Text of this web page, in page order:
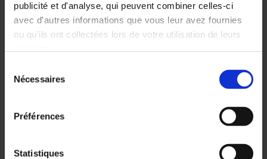
publicité et d'analyse, qui peuvent combiner celles-ci
avec d'autres informations que vous leur avez fournies
ou qu'ils ont collectées lors de votre utilisation de leurs
Nécessaires
Préférences
Statistiques